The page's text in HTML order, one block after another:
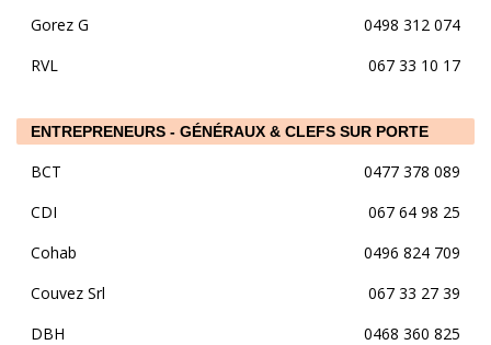
Gorez G
0498 312 074
RVL
067 33 10 17
ENTREPRENEURS - GÉNÉRAUX & CLEFS SUR PORTE
BCT
0477 378 089
CDI
067 64 98 25
Cohab
0496 824 709
Couvez Srl
067 33 27 39
DBH
0468 360 825